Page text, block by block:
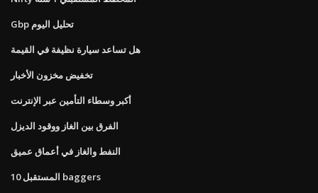
Gbp تحليل اليوم
هل تساعد سيارة نظيفة في القيمة
تخفيض مخزون الأخبار
أكبر وسطاء التأمين عبر الإنترنت
الفرق بين الغاز ووقود الديزل
النفط والغاز في أعماق عميق
10 المستقبل baggers